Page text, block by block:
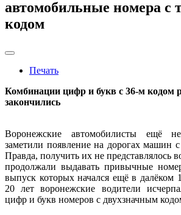
автомобильные номера с
кодом
Печать
Комбинации цифр и букв с 36-м кодом
закончились
Воронежские автомобилисты ещё
заметили появление на дорогах машин
Правда, получить их не
продолжали выдавать привычные
выпуск которых начался ещё в далёком
20 лет воронежские водители
цифр и букв номеров с двухзначным